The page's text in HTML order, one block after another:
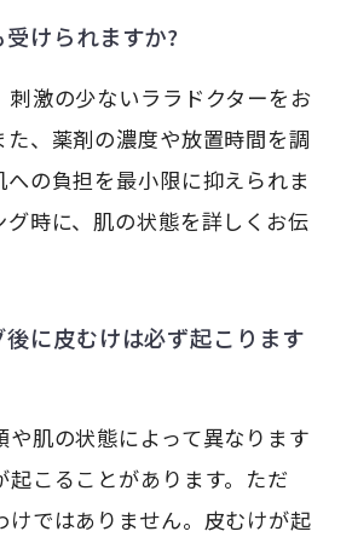
けられますか?
刺激の少ないララドクターをお
た、薬剤の濃度や放置時間を調
の負担を最小限に抑えられま
グ時に、肌の状態を詳しくお伝
後に皮むけは必ず起こります
や肌の状態によって異なります
起こることがあります。ただ
けではありません。皮むけが起